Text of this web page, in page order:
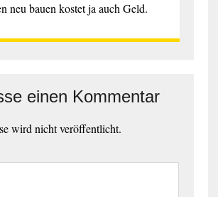
neu bauen kostet ja auch Geld.
einen Kommentar
wird nicht veröffentlicht.